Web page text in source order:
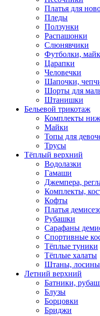
Платья для
Пледы
Ползунки
Распашонки
Слюнявчики
Футболки,
Царапки
Человечки
Шапочки,
Шорты для
Штанишки
Бельевой трикотаж
Комплекты
Майки
Топы для
Трусы
Тёплый верхний
Водолазки
Гамаши
Джемпера,
Комплекты,
Кофты
Платья
Рубашки
Сарафаны
Спортивные
Тёплые туники
Тёплые халаты
Штаны, лосины
Летний верхний
Батники,
Блузы
Борцовки
Бриджи